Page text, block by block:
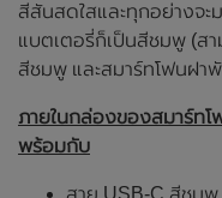
สีสันสดใสและทุกอย่างจะ
แบตเตอรี่ก็เป็นสีชมพู (สา
สีชมพู และสมาร์ทโฟนฝา
ภายในกล่องของสมาร์ท
พร้อมกับ
สาย USB-C สีชมพู